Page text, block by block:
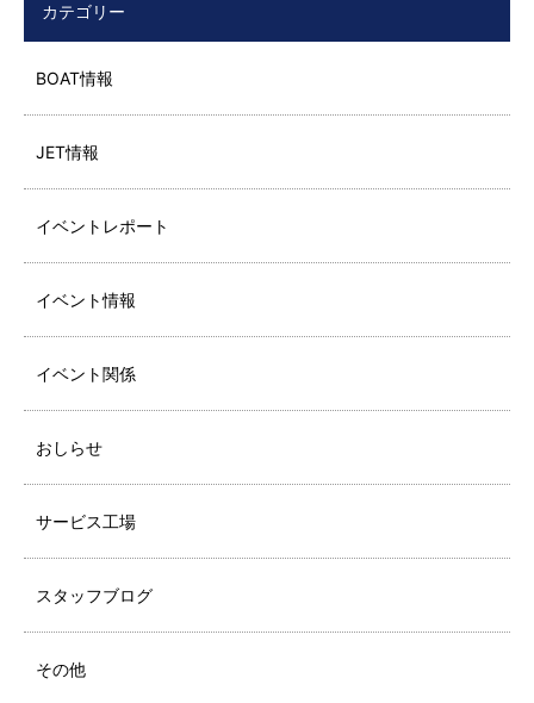
カテゴリー
BOAT情報
JET情報
イベントレポート
イベント情報
イベント関係
おしらせ
サービス工場
スタッフブログ
その他